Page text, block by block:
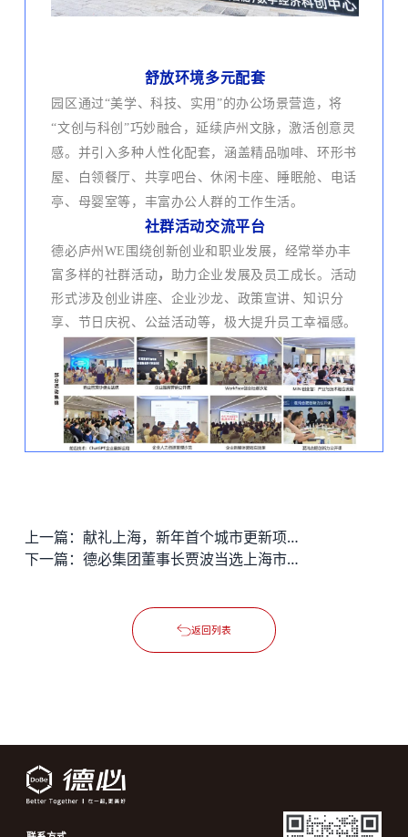
舒放环境多元配套
园区通过“美学、科技、实用”的办公场景营造，将
“文创与科创”巧妙融合，延续庐州文脉，激活创意灵
感。并引入多种人性化配套，涵盖精品咖啡、环形书
屋、白领餐厅、共享吧台、休闲卡座、睡眠舱、电话
亭、母婴室等，丰富办公人群的工作生活。
社群活动交流平台
德必庐州WE围绕创新创业和职业发展，经常举办丰
富多样的社群活动， 助力企业发展及员工成长。活动
形式涉及创业讲座、企业沙龙、政策宣讲、知识分
享、节日庆祝、公益活动等，极大提升员工幸福感。
上一篇：
献礼上海，新年首个城市更新项目——德必·大华里开园
下一篇：
德必集团董事长贾波当选上海市光彩事业促进会副会长
返回列表